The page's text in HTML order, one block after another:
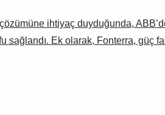
ihtiyaç duyduğunda,
sağlandı. Ek olarak, Fonterra,